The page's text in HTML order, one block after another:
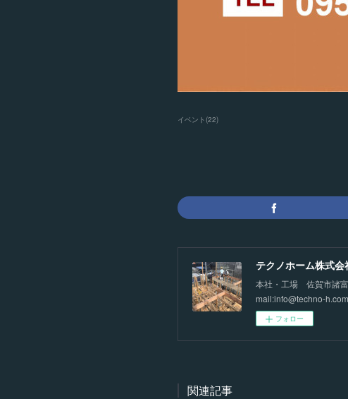
イベント (22)
テクノホーム株式会
本社・工場 佐賀市諸
mail:info@techno-h.com
フォロー
関連記事